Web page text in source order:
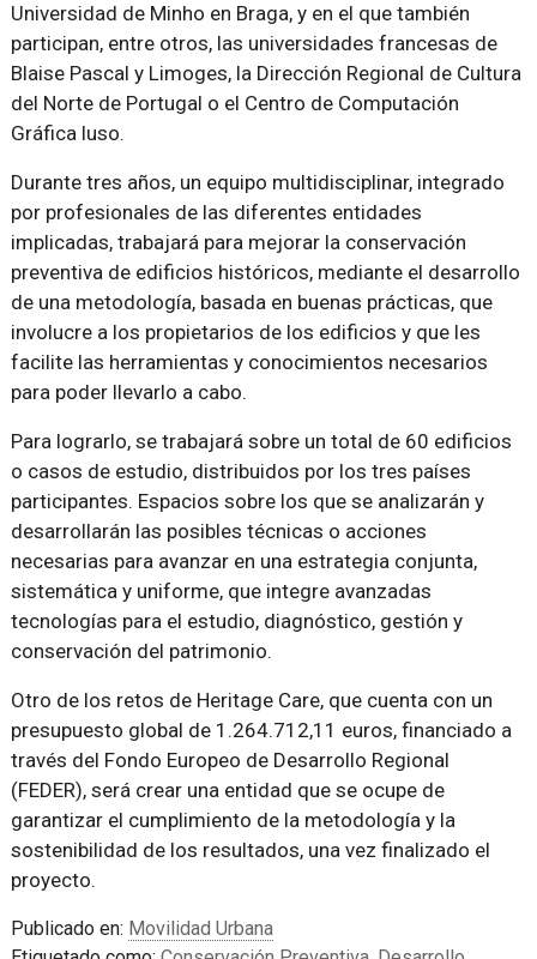
Universidad de Minho en Braga, y en el que también
participan, entre otros, las universidades francesas de
Blaise Pascal y Limoges, la Dirección Regional de Cultura
del Norte de Portugal o el Centro de Computación
Gráfica luso.
Durante tres años, un equipo multidisciplinar, integrado
por profesionales de las diferentes entidades
implicadas, trabajará para mejorar la conservación
preventiva de edificios históricos, mediante el desarrollo
de una metodología, basada en buenas prácticas, que
involucre a los propietarios de los edificios y que les
facilite las herramientas y conocimientos necesarios
para poder llevarlo a cabo.
Para lograrlo, se trabajará sobre un total de 60 edificios
o casos de estudio, distribuidos por los tres países
participantes. Espacios sobre los que se analizarán y
desarrollarán las posibles técnicas o acciones
necesarias para avanzar en una estrategia conjunta,
sistemática y uniforme, que integre avanzadas
tecnologías para el estudio, diagnóstico, gestión y
conservación del patrimonio.
Otro de los retos de Heritage Care, que cuenta con un
presupuesto global de 1.264.712,11 euros, financiado a
través del Fondo Europeo de Desarrollo Regional
(FEDER), será crear una entidad que se ocupe de
garantizar el cumplimiento de la metodología y la
sostenibilidad de los resultados, una vez finalizado el
proyecto.
Publicado en: Movilidad Urbana